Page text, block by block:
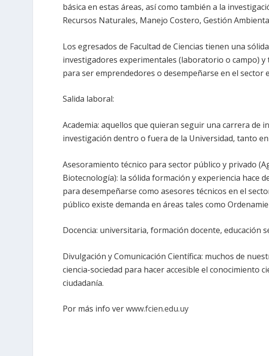
básica en estas áreas, así como también a la
Recursos Naturales, Manejo Costero, Gestión
Los egresados de Facultad de Ciencias tienen una
investigadores experimentales (laboratorio o campo)
para ser emprendedores o desempeñarse en el sector
Salida laboral:
Academia: aquellos que quieran seguir una carrera de
investigación dentro o fuera de la Universidad, tanto
Asesoramiento técnico para sector público y privado
Biotecnología): la sólida formación y experiencia hace
para desempeñarse como asesores técnicos en el
público existe demanda en áreas tales como
Docencia: universitaria, formación docente, educación
Divulgación y Comunicación Científica: muchos de
ciencia-sociedad para hacer accesible el conocimiento
ciudadanía.
Por más info verwww.fcien.edu.uy